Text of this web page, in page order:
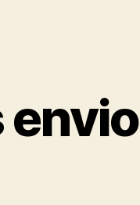
envio